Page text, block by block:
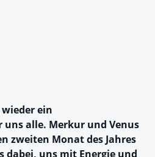
ein
alle. Merkur und Venus
zweiten Monat des Jahres
uns mit Energie und